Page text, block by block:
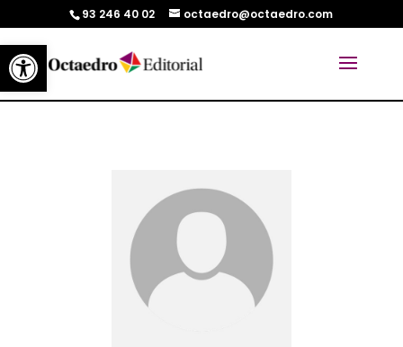
Abrir barra de herramientas
93 246 40 02 octaedro@octaedro.com